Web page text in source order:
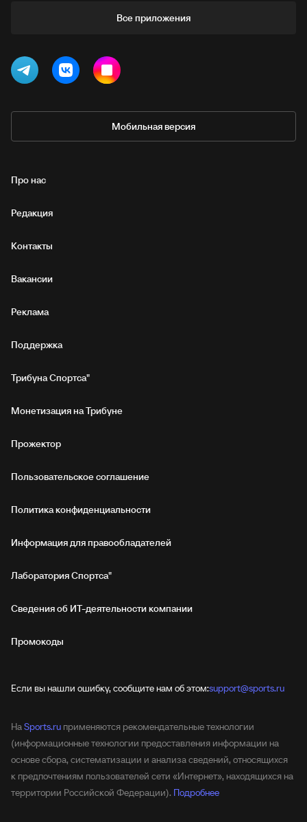
Все приложения
Мобильная версия
Про нас
Редакция
Контакты
Вакансии
Реклама
Поддержка
Трибуна Спортса"
Монетизация на Трибуне
Прожектор
Пользовательское соглашение
Политика конфиденциальности
Информация для правообладателей
Лаборатория Спортса"
Сведения об ИТ‑деятельности компании
Промокоды
Если вы нашли ошибку, сообщите нам об этом:support@sports.ru
НаSports.ru применяются рекомендательные технологии
(информационные технологии предоставления информации на
основе сбора, систематизации и анализа сведений, относящихся
к предпочтениям пользователей сети «Интернет», находящихся на
территории Российской Федерации). Подробнее